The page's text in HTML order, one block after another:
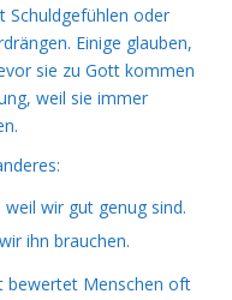
Schuldgefühlen oder
Einige glauben,
sie zu Gott kommen
weil sie immer
wir gut genug sind.
ihn brauchen.
bewertet Menschen oft